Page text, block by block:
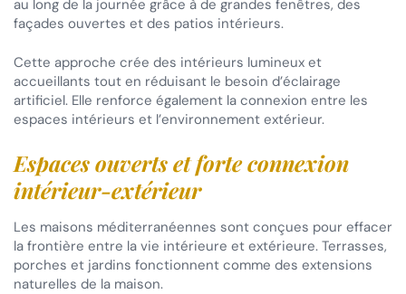
au long de la journée grâce à de grandes fenêtres, des
façades ouvertes et des patios intérieurs.
Cette approche crée des intérieurs lumineux et
accueillants tout en réduisant le besoin d’éclairage
artificiel. Elle renforce également la connexion entre les
espaces intérieurs et l’environnement extérieur.
Espaces ouverts et forte connexion
intérieur-extérieur
Les maisons méditerranéennes sont conçues pour effacer
la frontière entre la vie intérieure et extérieure. Terrasses,
porches et jardins fonctionnent comme des extensions
naturelles de la maison.